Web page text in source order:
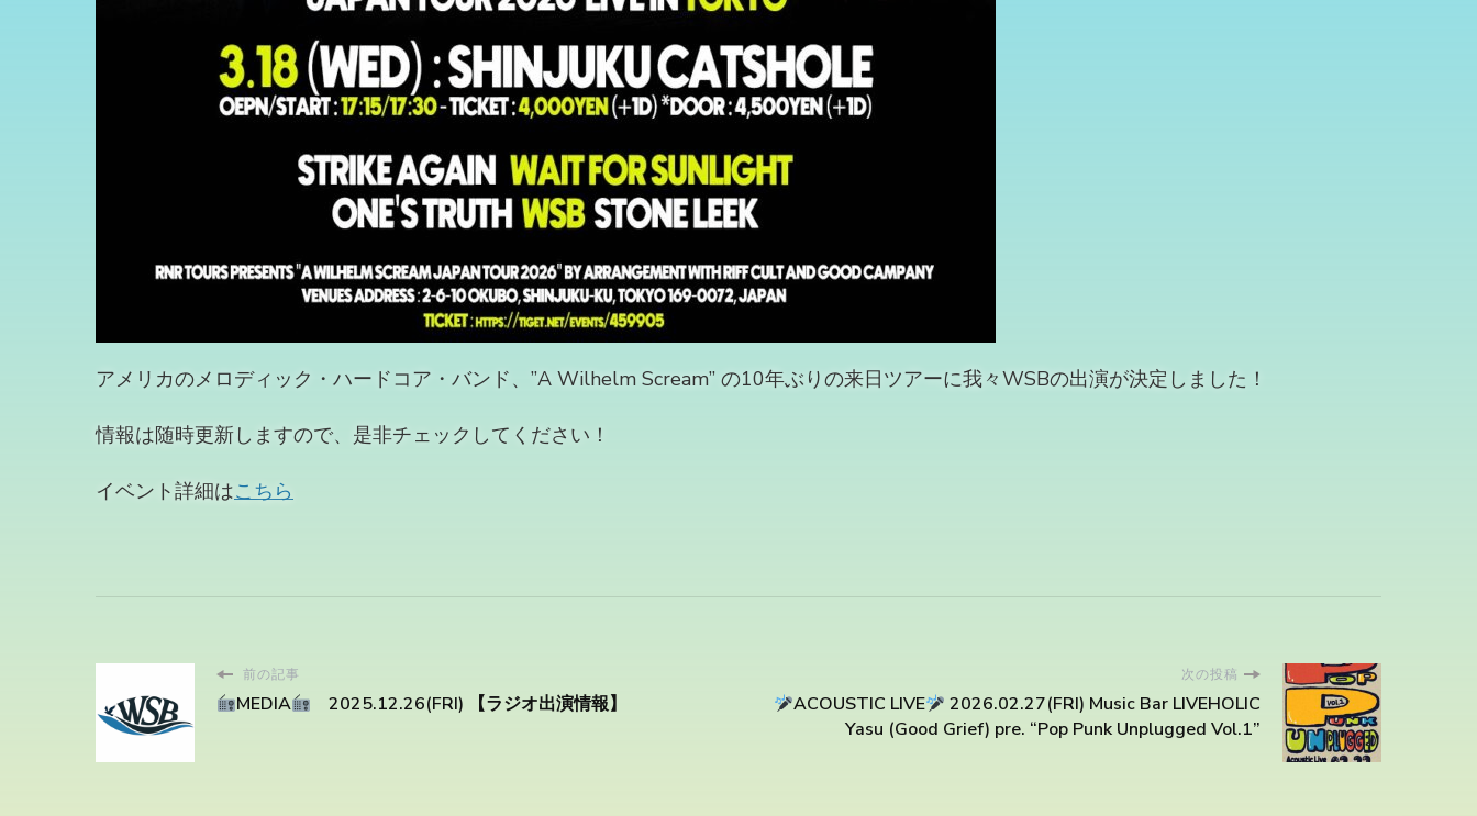
アメリカのメロディック・ハードコア・バンド、”A Wilhelm Scream” の10年ぶりの来日ツアーに我々WSBの出演が決定しました！
情報は随時更新しますので、是非チェックしてください！
イベント詳細はこちら
前の記事
MEDIA 2025.12.26(FRI) 【ラジオ出演情報】
次の投稿
ACOUSTIC LIVE
2026.02.27(FRI) Music Bar LIVEHOLIC
Yasu (Good Grief) pre. “Pop Punk Unplugged Vol.1”